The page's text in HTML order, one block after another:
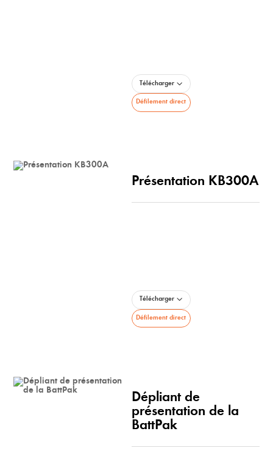
Télécharger
Défilement direct
Présentation KB300A
Télécharger
Défilement direct
Dépliant de
présentation de la
BattPak